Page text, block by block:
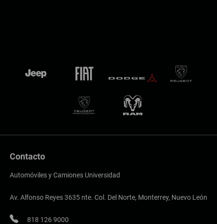
Contacto
Automóviles y Camiones Universidad
Av. Alfonso Reyes 3635 nte. Col. Del Norte, Monterrey, Nuevo León
818 126 9000